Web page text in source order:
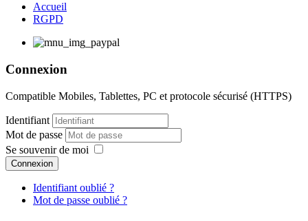
Accueil
RGPD
Connexion
Compatible Mobiles, Tablettes, PC et protocole sécurisé (HTTPS)
Identifiant
Mot de passe
Se souvenir de moi
Connexion
Identifiant oublié ?
Mot de passe oublié ?